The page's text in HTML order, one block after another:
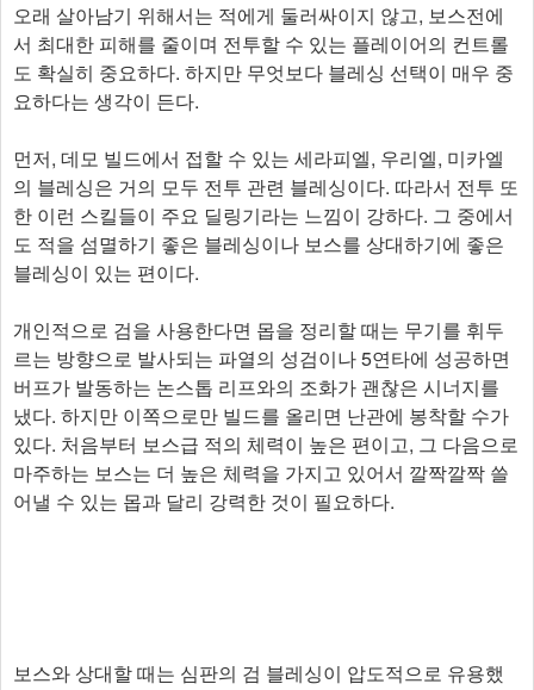
오래 살아남기 위해서는 적에게 둘러싸이지 않고, 보스전에
서 최대한 피해를 줄이며 전투할 수 있는 플레이어의 컨트롤
도 확실히 중요하다. 하지만 무엇보다 블레싱 선택이 매우 중
요하다는 생각이 든다.
먼저, 데모 빌드에서 접할 수 있는 세라피엘, 우리엘, 미카엘
의 블레싱은 거의 모두 전투 관련 블레싱이다. 따라서 전투 또
한 이런 스킬들이 주요 딜링기라는 느낌이 강하다. 그 중에서
도 적을 섬멸하기 좋은 블레싱이나 보스를 상대하기에 좋은
블레싱이 있는 편이다.
개인적으로 검을 사용한다면 몹을 정리할 때는 무기를 휘두
르는 방향으로 발사되는 파열의 성검이나 5연타에 성공하면
버프가 발동하는 논스톱 리프와의 조화가 괜찮은 시너지를
냈다. 하지만 이쪽으로만 빌드를 올리면 난관에 봉착할 수가
있다. 처음부터 보스급 적의 체력이 높은 편이고, 그 다음으로
마주하는 보스는 더 높은 체력을 가지고 있어서 깔짝깔짝 쓸
어낼 수 있는 몹과 달리 강력한 것이 필요하다.
보스와 상대할 때는 심판의 검 블레싱이 압도적으로 유용했